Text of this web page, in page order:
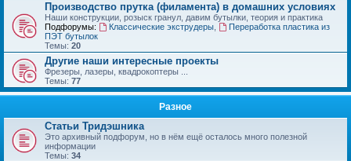
Производство прутка (филамента) в домашних условиях
Наши конструкции, розыск гранул, давим бутылки, теория и практика
Подфорумы:
Классические экструдеры,
Переработка пластика из
ПЭТ бутылок
Темы: 20
Другие наши интересные проекты
Фрезеры, лазеры, квадрокоптеры ...
Темы: 77
Разное
Статьи Тридэшника
Это архивный подфорум, но в нём ещё осталось много полезной
информации
Темы: 34